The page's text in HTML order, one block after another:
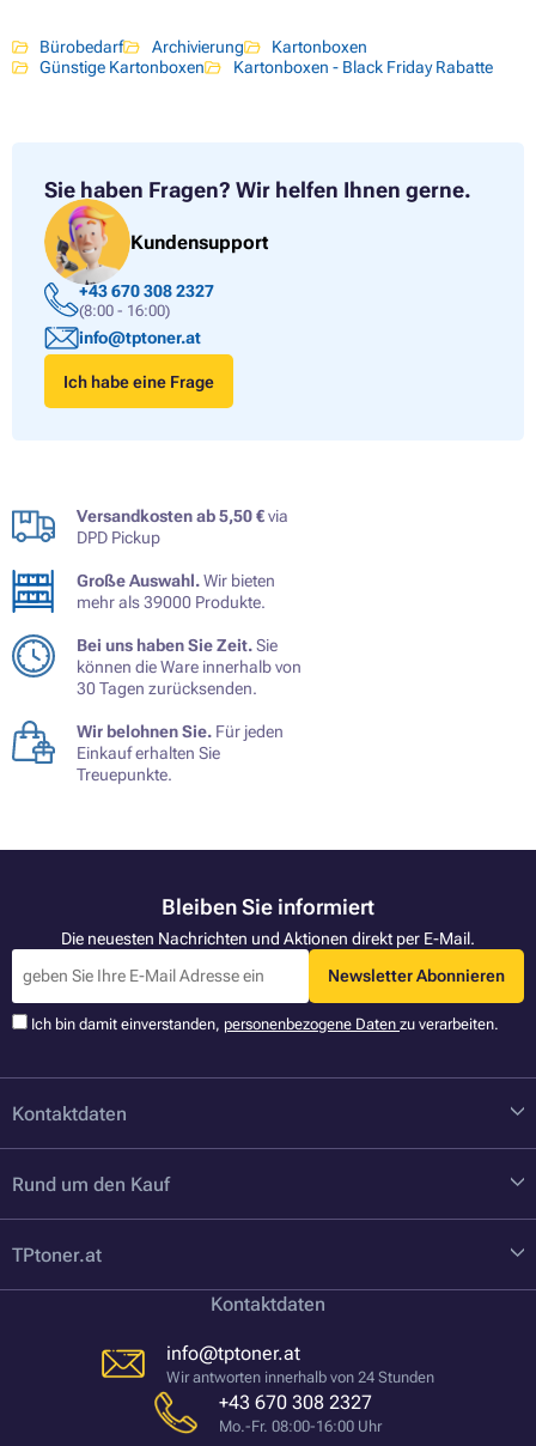
Bürobedarf Archivierung
Kartonboxen
Günstige Kartonboxen
Kartonboxen - Black Friday Rabatte
Sie haben Fragen? Wir helfen Ihnen gerne.
Kundensupport
+43 670 308 2327
(8:00 - 16:00)
info@tptoner.at
Ich habe eine Frage
Versandkosten ab 5,50 €via
DPD Pickup
Große Auswahl.Wir bieten
mehr als 39000 Produkte.
Bei uns haben Sie Zeit.Sie
können die Ware innerhalb von
30 Tagen zurücksenden.
Wir belohnen Sie. Für jeden
Einkauf erhalten Sie
Treuepunkte.
Bleiben Sie informiert
Die neuesten Nachrichten und Aktionen direkt per E-Mail.
Newsletter Abonnieren
Ich bin damit einverstanden, personenbezogene Daten zu verarbeiten.
Kontaktdaten
Rund um den Kauf
TPtoner.at
Kontaktdaten
info@tptoner.at
Wir antworten innerhalb von 24 Stunden
+43 670 308 2327
Mo.-Fr. 08:00-16:00 Uhr